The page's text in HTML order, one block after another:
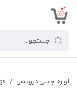
لوازم جانبی درویشی /